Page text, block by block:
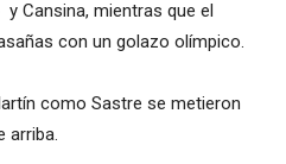
Cansina, mientras que el
con un golazo olímpico.
como Sastre se metieron
arriba.